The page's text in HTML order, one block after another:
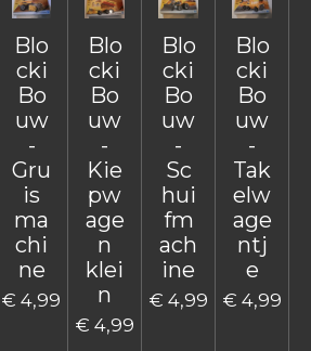
Blo
cki
Bo
uw
-
Gru
is
ma
chi
ne
€ 4,99
Blo
cki
Bo
uw
-
Kie
pw
age
n
klei
n
€ 4,99
Blo
cki
Bo
uw
-
Sc
hui
fm
ach
ine
€ 4,99
Blo
cki
Bo
uw
-
Tak
elw
age
ntj
e
€ 4,99